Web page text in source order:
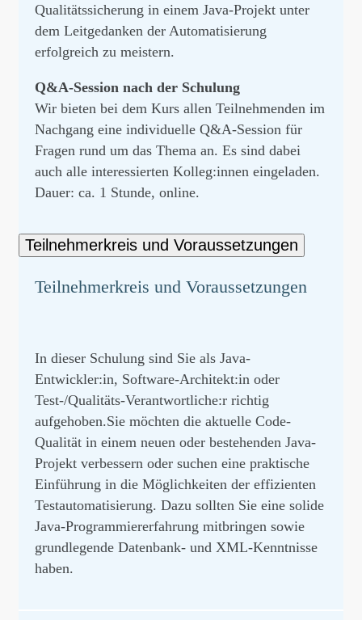
Qualitätssicherung in einem Java-Projekt unter
dem Leitgedanken der Automatisierung
erfolgreich zu meistern.
Q&A-Session nach der Schulung
Wir bieten bei dem Kurs allen Teilnehmenden im
Nachgang eine individuelle Q&A-Session für
Fragen rund um das Thema an. Es sind dabei
auch alle interessierten Kolleg:innen eingeladen.
Dauer: ca. 1 Stunde, online.
Teilnehmerkreis und Voraussetzungen
Teilnehmerkreis und Voraussetzungen
In dieser Schulung sind Sie als Java-
Entwickler:in, Software-Architekt:in oder
Test-/Qualitäts-Verantwortliche:r richtig
aufgehoben.Sie möchten die aktuelle Code-
Qualität in einem neuen oder bestehenden Java-
Projekt verbessern oder suchen eine praktische
Einführung in die Möglichkeiten der effizienten
Testautomatisierung. Dazu sollten Sie eine solide
Java-Programmiererfahrung mitbringen sowie
grundlegende Datenbank- und XML-Kenntnisse
haben.